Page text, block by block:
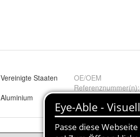
Vereinigte Staaten
Aluminium
OE/OEM
Referenznummer(n):